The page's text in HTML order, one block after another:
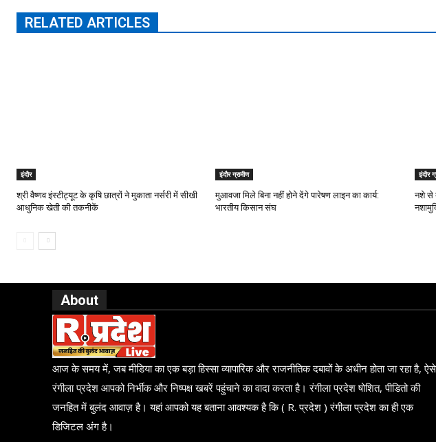
RELATED ARTICLES
इंदौर
श्री वैष्णव इंस्टीट्यूट के कृषि छात्रों ने मुकाता नर्सरी में सीखी
आधुनिक खेती की तकनीकें
इंदौर ग्रामीण
मुआवजा मिले बिना नहीं होने देंगे पारेषण लाइन का कार्य:
भारतीय किसान संघ
इंदौर
नशे से
About
आज के समय में, जब मीडिया का एक बड़ा हिस्सा व्यापारिक और राजनीतिक दबावों के अधीन होता जा रहा है,
रंगीला प्रदेश आपको निर्भीक और निष्पक्ष खबरें पहुंचाने का वादा करता है। रंगीला प्रदेश षोशित, पीडितो की
जनहित में बुलंद आवाज़ है। यहां आपको यह बताना आवश्यक है कि ( R. प्रदेश ) रंगीला प्रदेश का ही एक
डिजिटल अंग है।